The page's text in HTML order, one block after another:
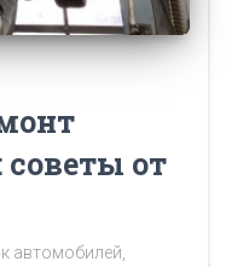
советы от
автомобилей,